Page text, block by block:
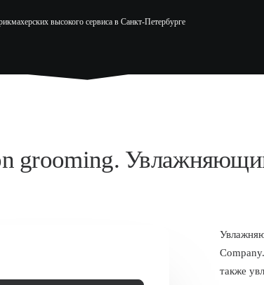
высокого сервиса в Санкт-Петербурге
grooming.
также